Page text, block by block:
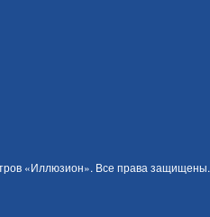
«Иллюзион». Все права защищены.